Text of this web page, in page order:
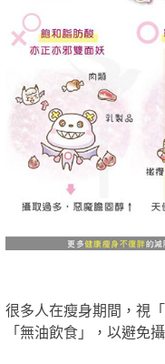
很多人在瘦身期間，視
「無油飲食」，以避免